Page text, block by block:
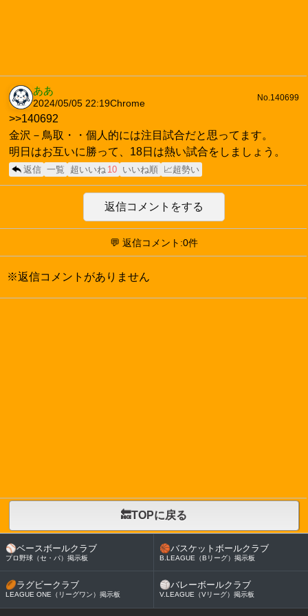
ああ
2024/05/05 22:19Chrome
No.140699
>>140692
金沢－鳥取・・個人的には注目試合だと思ってます。
明日はお互いに勝って、18日は熱い試合をしましょう。
返信 一覧 超いいね 10 いいね順 📈超勢い
返信コメントをする
💬 返信コメント:0件
※返信コメントがありません
🔙TOPに戻る
⚾ベースボールクラブ
プロ野球（セ・パ）掲示板
🏀バスケットボールクラブ
B.LEAGUE（Bリーグ）掲示板
🏉ラグビークラブ
LEAGUE ONE（リーグワン）掲示板
🏐バレーボールクラブ
V.LEAGUE（Vリーグ）掲示板